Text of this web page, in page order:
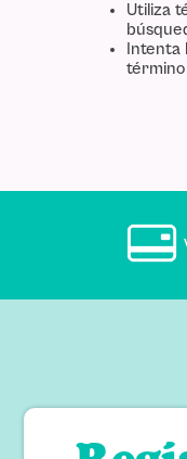
Utiliza
Intenta